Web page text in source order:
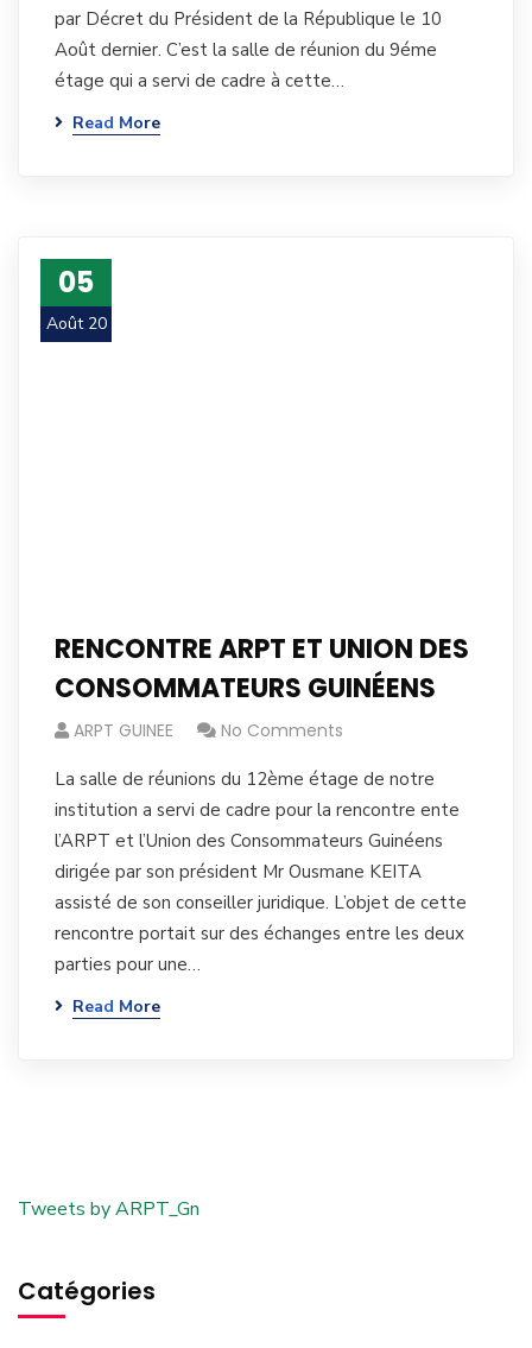
par Décret du Président de la République le 10
Août dernier. C’est la salle de réunion du 9éme
étage qui a servi de cadre à cette…
Read More
05
Août 20
RENCONTRE ARPT ET UNION DES
CONSOMMATEURS GUINÉENS
ARPT GUINEE No Comments
La salle de réunions du 12ème étage de notre
institution a servi de cadre pour la rencontre ente
l’ARPT et l’Union des Consommateurs Guinéens
dirigée par son président Mr Ousmane KEITA
assisté de son conseiller juridique. L’objet de cette
rencontre portait sur des échanges entre les deux
parties pour une…
Read More
Tweets by ARPT_Gn
Catégories